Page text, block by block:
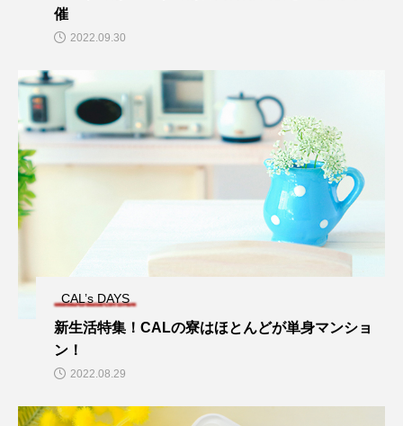
催
2022.09.30
CAL’s DAYS
新生活特集！CALの寮はほとんどが単身マンショ
ン！
2022.08.29